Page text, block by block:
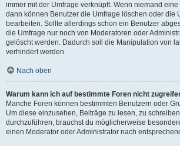
immer mit der Umfrage verknüpft. Wenn niemand
dann können Benutzer die Umfrage löschen oder die
bearbeiten. Sollte allerdings schon ein Benutzer
die Umfrage nur noch von Moderatoren oder
gelöscht werden. Dadurch soll die Manipulation von
verhindert werden.
Nach oben
Warum kann ich auf bestimmte Foren nicht
Manche Foren können bestimmten Benutzern oder
Um diese einzusehen, Beiträge zu lesen, zu
durchzuführen, brauchst du möglicherweise
einen Moderator oder Administrator nach